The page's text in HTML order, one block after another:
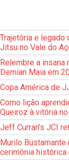
Trajetória e legado
Jitsu no Vale do
Relembre a insana
Demian Maia em
Copa América de
Como lição
Queiroz à vitória
Jeff Curran’s JCI
Murilo Bustamante
cerimônia histórica